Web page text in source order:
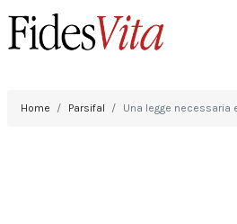
Home Parsifal Una legge necessaria